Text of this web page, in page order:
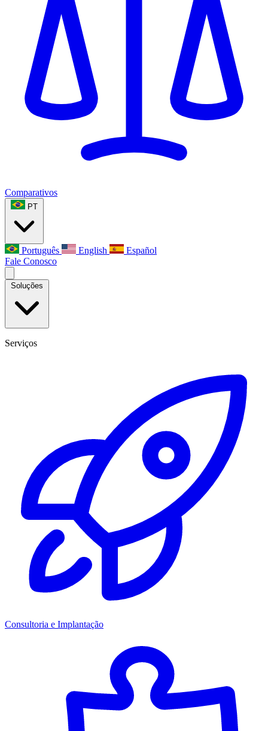
Comparativos
PT
Português English
Español
Fale Conosco
Soluções
Serviços
Consultoria e Implantação